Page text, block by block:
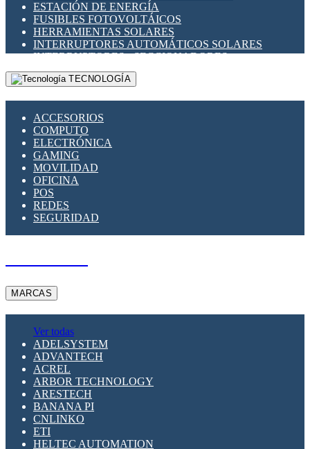
ESTACIÓN DE ENERGÍA
FUSIBLES FOTOVOLTÁICOS
HERRAMIENTAS SOLARES
INTERRUPTORES AUTOMÁTICOS SOLARES
INTERRUPTORES - SECCIONADORES
FOTOVOLTÁICOS
MONTAJE PANEL SOLAR
SUPRESOR DE TRANSIENTES SPDS PARA
APLICACIONES FOTOVOLTAICAS
TECNOLOGÍA
ACCESORIOS
COMPUTO
ELECTRÓNICA
GAMING
MOVILIDAD
OFICINA
POS
REDES
SEGURIDAD
MARCAS
Ver todas
ADELSYSTEM
ADVANTECH
ACREL
ARBOR TECHNOLOGY
ARESTECH
BANANA PI
CNLINKO
ETI
HELTEC AUTOMATION